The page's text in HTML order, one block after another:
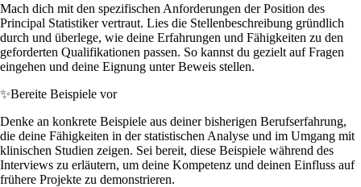
Mach dich mit den spezifischen Anforderungen der Position des
Principal Statistiker vertraut. Lies die Stellenbeschreibung gründlich
durch und überlege, wie deine Erfahrungen und Fähigkeiten zu den
geforderten Qualifikationen passen. So kannst du gezielt auf Fragen
eingehen und deine Eignung unter Beweis stellen.
✨Bereite Beispiele vor
Denke an konkrete Beispiele aus deiner bisherigen Berufserfahrung,
die deine Fähigkeiten in der statistischen Analyse und im Umgang mit
klinischen Studien zeigen. Sei bereit, diese Beispiele während des
Interviews zu erläutern, um deine Kompetenz und deinen Einfluss auf
frühere Projekte zu demonstrieren.